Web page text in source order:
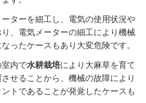
ターを細工し、電気の使用状況や
、電気メーターの細工により機械
ったケースもあり大変危険です。
室内で水耕栽培により大麻草を育て
せることから、機械の故障により
トであることが発覚したケースも